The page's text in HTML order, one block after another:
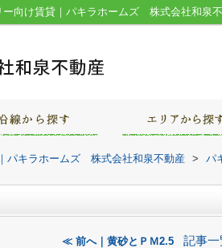
ー向け賃貸｜パキラホームズ 株式会社和泉
パキラホームズ 株式会社和泉不動産 > パ
≪ 前へ｜黄砂とＰＭ2.5 記事一